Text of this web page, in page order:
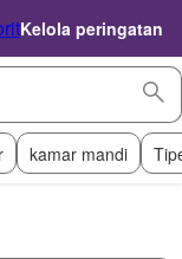
Kelola peringatan
kamar mandi